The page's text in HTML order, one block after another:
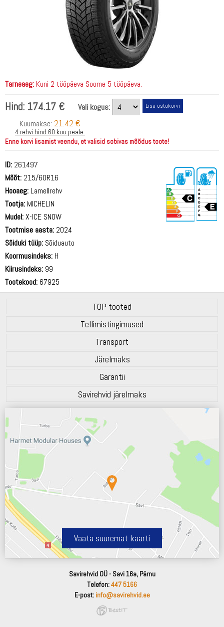
Tarneaeg: Kuni 2 tööpäeva Soome 5 tööpäeva.
Hind: 174.17 €
Vali kogus:
Kuumakse: 21.42 €
4 rehvi hind 60 kuu peale.
Enne korvi lisamist veendu, et valisid sobivas mõõdus toote!
ID: 261497
Mõõt: 215/60R16
Hooaeg: Lamellrehv
Tootja: MICHELIN
Mudel:X-ICE SNOW
Tootmise aasta: 2024
Sõiduki tüüp: Sõiduauto
Koormusindeks: H
Kiirusindeks: 99
Tootekood: 67925
TOP tooted
Tellimistingimused
Transport
Järelmaks
Garantii
Savirehvid järelmaks
Vaata suuremat kaarti
Savirehvid OÜ - Savi 16a, Pärnu
Telefon:447 5166
E-post: info@savirehvid.ee